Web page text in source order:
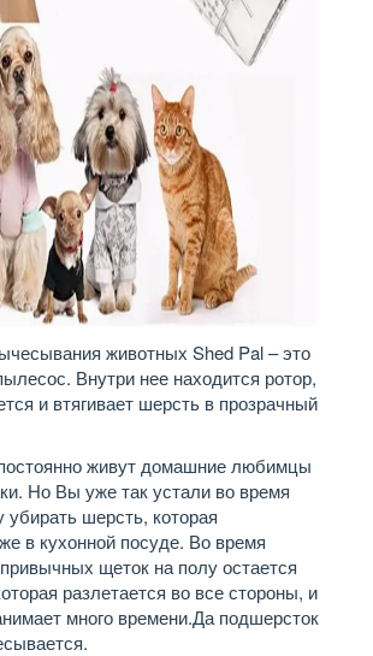
животных Shed Pal – это
Внутри нее находится ротор,
и втягивает шерсть в прозрачный
живут домашние любимцы
Но Вы уже так устали во время
убирать шерсть, которая
в кухонной посуде. Во время
щеток на полу остается
разлетается во все стороны, и
много времени.Да подшерсток